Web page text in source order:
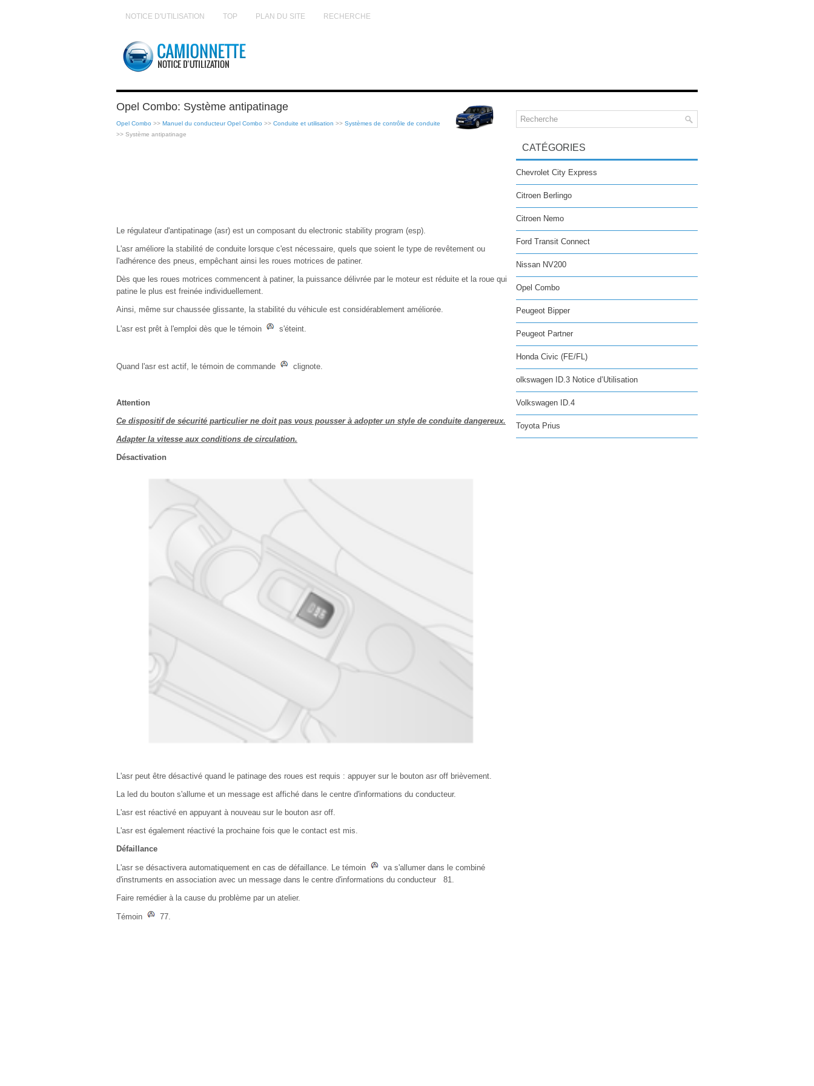
NOTICE D'UTILISATION TOP PLAN DU SITE RECHERCHE
Opel Combo: Système antipatinage
Opel Combo >> Manuel du conducteur Opel Combo >> Conduite et utilisation >> Systèmes de contrôle de conduite
>> Système antipatinage
Le régulateur d'antipatinage (asr) est un composant du electronic stability program (esp).
L'asr améliore la stabilité de conduite lorsque c'est nécessaire, quels que soient le type de revêtement ou
l'adhérence des pneus, empêchant ainsi les roues motrices de patiner.
Dès que les roues motrices commencent à patiner, la puissance délivrée par le moteur est réduite et la roue qui
patine le plus est freinée individuellement.
Ainsi, même sur chaussée glissante, la stabilité du véhicule est considérablement améliorée.
L'asr est prêt à l'emploi dès que le témoin s'éteint.
Quand l'asr est actif, le témoin de commande clignote.
Attention
Ce dispositif de sécurité particulier ne doit pas vous pousser à adopter un style de conduite dangereux.
Adapter la vitesse aux conditions de circulation.
Désactivation
L'asr peut être désactivé quand le patinage des roues est requis : appuyer sur le bouton asr off brièvement.
La led du bouton s'allume et un message est affiché dans le centre d'informations du conducteur.
L'asr est réactivé en appuyant à nouveau sur le bouton asr off.
L'asr est également réactivé la prochaine fois que le contact est mis.
Défaillance
L'asr se désactivera automatiquement en cas de défaillance. Le témoin
va s'allumer dans le combiné
d'instruments en association avec un message dans le centre d'informations du conducteur 81.
Faire remédier à la cause du problème par un atelier.
Témoin 77.
CATÉGORIES
Chevrolet City Express
Citroen Berlingo
Citroen Nemo
Ford Transit Connect
Nissan NV200
Opel Combo
Peugeot Bipper
Peugeot Partner
Honda Civic (FE/FL)
olkswagen ID.3 Notice d’Utilisation
Volkswagen ID.4
Toyota Prius